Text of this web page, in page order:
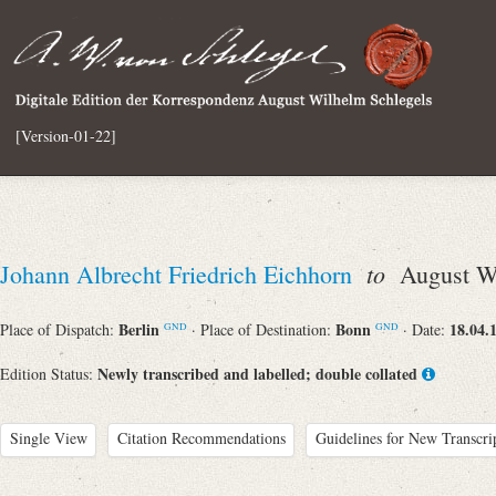
[Version-01-22]
Johann Albrecht Friedrich Eichhorn to August
Place of Dispatch: Berlin GND · Place of Destination: Bonn GND · Date:
Edition Status: Newly transcribed and labelled; double collated
Single View Citation Recommendations Guidelines for New